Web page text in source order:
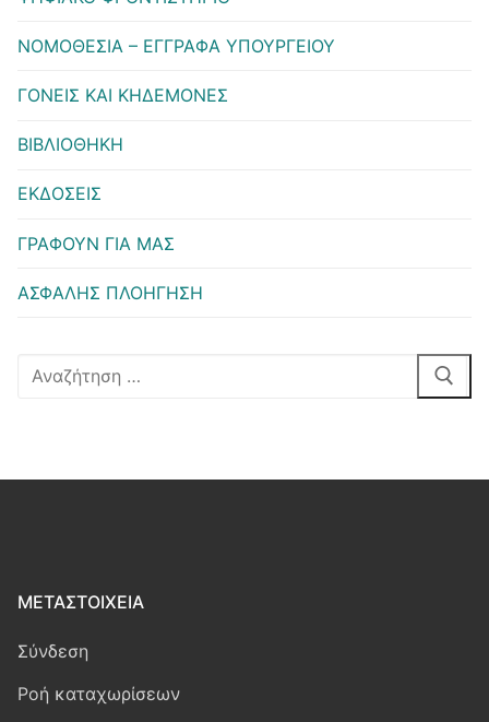
ΝΟΜΟΘΕΣΙΑ – ΕΓΓΡΑΦΑ ΥΠΟΥΡΓΕΙΟΥ
ΓΟΝΕΙΣ ΚΑΙ ΚΗΔΕΜΟΝΕΣ
ΒΙΒΛΙΟΘΗΚΗ
ΕΚΔΟΣΕΙΣ
ΓΡΑΦΟΥΝ ΓΙΑ ΜΑΣ
ΑΣΦΑΛΗΣ ΠΛΟΗΓΗΣΗ
Αναζήτηση
ΜΕΤΑΣΤΟΙΧΕΊΑ
Σύνδεση
Ροή καταχωρίσεων